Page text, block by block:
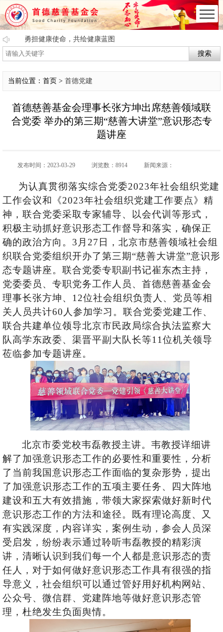
勇担健康使命，共绘健康蓝图
搜索
当前位置：首页 > 首德党建
首德慈善基金会理事长张方坤出席慈善领域联
合党委 举办的第三期“慈善大讲堂”意识形态专
题讲座
发布时间：2023-03-29 浏览数：8914 新闻来源：
为认真贯彻落实综合党委2023年社会组织党建
工作会议和《2023年社会组织党建工作要点》精
神，联合党委采取专家辅导、以会代训等形式，
积极主动抓好意识形态工作督导和落实，确保正
确的政治方向。3月27日，北京市慈善领域社会组
织联合党委组织开办了第三期“慈善大讲堂”意识形
态专题讲座。联合党委专职副书记崔东杰主持，
党委委员、专职党务工作人员、首德慈善基金会
理事长张方坤、 12位社会组织负责人、党员等相
关人员共计60人 参加学习 。 联合党委党建工作、
联合共建单位领导北京市民政 局综合执法监察大
队高学东政委、渠晋平副大队长等11位机关领导
莅临参加专题讲座。
北京市委党校韦磊教授主讲。韦教授详细讲
解了加强意识形态工作的必要性和重要性，分析
了当前我国意识形态工作面临的复杂形势，提出
了加强意识形态工作的五项主要任务、四大阵地
建设和五大有效措施，带领大家探索做好新时代
意识形态工作的方法和途径。既有理论高度、又
有实践深度，内容详实，案例生动，参会人员深
受启发，纷纷表示通过聆听韦磊教授的精彩演
讲 ，清晰认识到我们每一个人都是意识形态的责
任人，对于如何做好意识形态工作具有很强的指
导意义，社会组织可以通过管好用好机构网站、
公众号、微信群、党建阵地等做好意识形态管
理，杜绝发生负面舆情。